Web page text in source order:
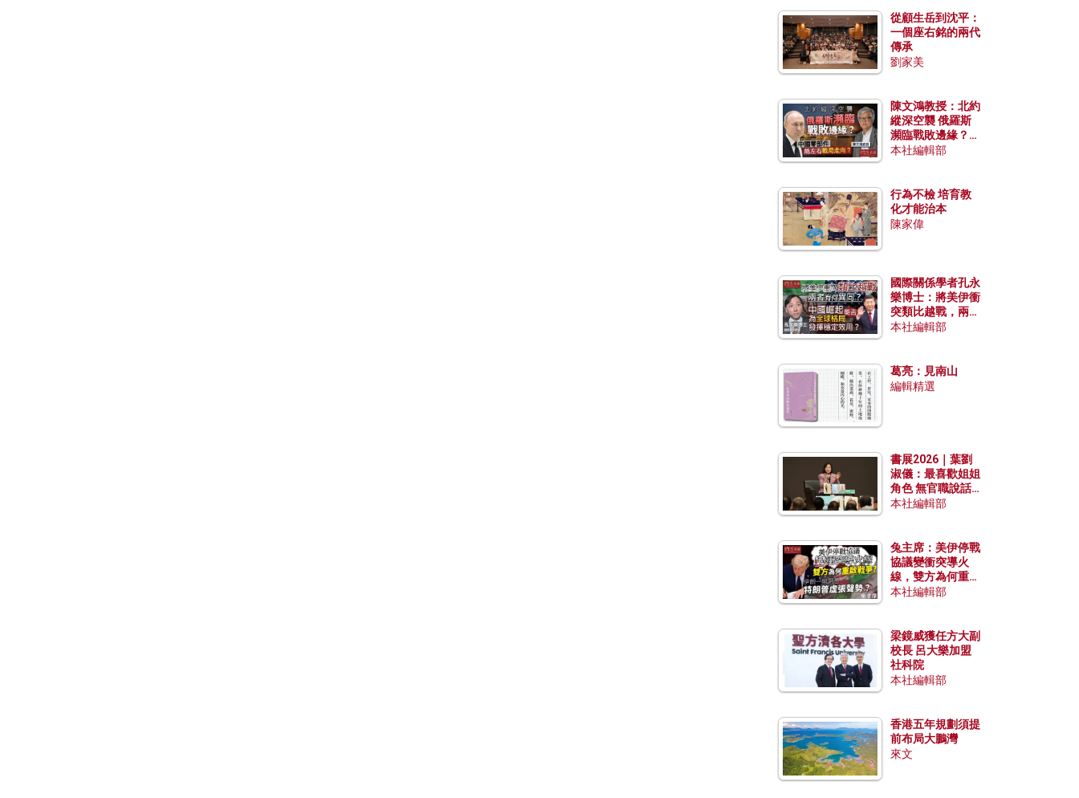
從顧生岳到沈平：
一個座右銘的兩代
傳承
劉家美
陳文鴻教授：北約
縱深空襲 俄羅斯
瀕臨戰敗邊緣？中
國零部件能左右戰
本社編輯部
行為不檢 培育教
化才能治本
陳家偉
國際關係學者孔永
樂博士：將美伊衝
突類比越戰，兩者
有何異同？中國崛
本社編輯部
葛亮：見南山
編輯精選
書展2026｜葉劉
淑儀：最喜歡姐姐
角色 無官職說話
包袱少
本社編輯部
兔主席：美伊停戰
協議變衝突導火
線，雙方為何重啟
戰爭？伊朗一早洞
本社編輯部
梁鏡威獲任方大副
校長 呂大樂加盟
社科院
本社編輯部
香港五年規劃須提
前布局大鵬灣
來文